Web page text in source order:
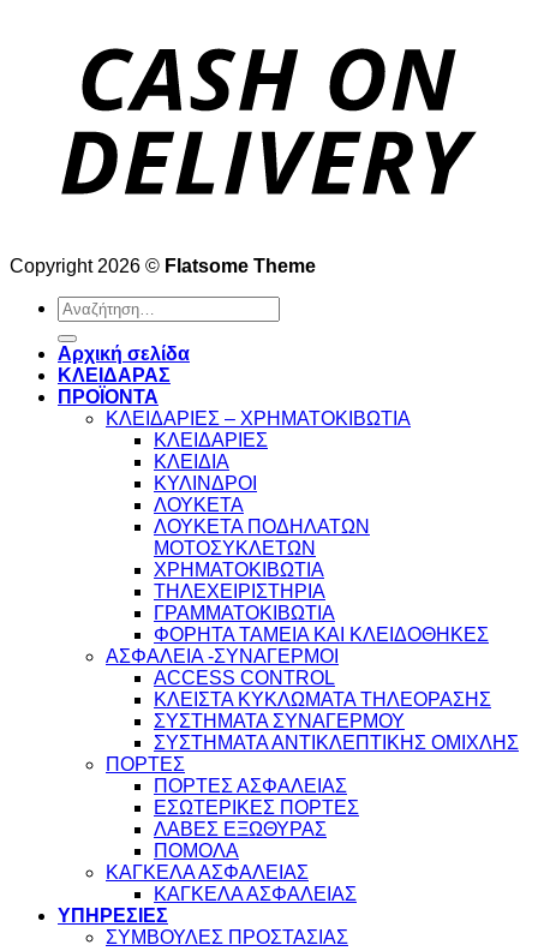
Copyright 2026 © Flatsome Theme
Αναζήτηση
για:
Αρχική σελίδα
ΚΛΕΙΔΑΡΑΣ
ΠΡΟΪΟΝΤΑ
ΚΛΕΙΔΑΡΙΕΣ – ΧΡΗΜΑΤΟΚΙΒΩΤΙΑ
ΚΛΕΙΔΑΡΙΕΣ
ΚΛΕΙΔΙΑ
ΚΥΛΙΝΔΡΟΙ
ΛΟΥΚΕΤΑ
ΛΟΥΚΕΤΑ ΠΟΔΗΛΑΤΩΝ
ΜΟΤΟΣΥΚΛΕΤΩΝ
ΧΡΗΜΑΤΟΚΙΒΩΤΙΑ
ΤΗΛΕΧΕΙΡΙΣΤΗΡΙΑ
ΓΡΑΜΜΑΤΟΚΙΒΩΤΙΑ
ΦΟΡΗΤΑ ΤΑΜΕΙΑ ΚΑΙ ΚΛΕΙΔΟΘΗΚΕΣ
ΑΣΦΑΛΕΙΑ -ΣΥΝΑΓΕΡΜΟΙ
ACCESS CONTROL
ΚΛΕΙΣΤΑ ΚΥΚΛΩΜΑΤΑ ΤΗΛΕΟΡΑΣΗΣ
ΣΥΣΤΗΜΑΤΑ ΣΥΝΑΓΕΡΜΟΥ
ΣΥΣΤΗΜΑΤΑ ΑΝΤΙΚΛΕΠΤΙΚΗΣ ΟΜΙΧΛΗΣ
ΠΟΡΤΕΣ
ΠΟΡΤΕΣ ΑΣΦΑΛΕΙΑΣ
ΕΣΩΤΕΡΙΚΕΣ ΠΟΡΤΕΣ
ΛΑΒΕΣ ΕΞΩΘΥΡΑΣ
ΠΟΜΟΛΑ
ΚΑΓΚΕΛΑ ΑΣΦΑΛΕΙΑΣ
ΚΑΓΚΕΛΑ ΑΣΦΑΛΕΙΑΣ
ΥΠΗΡΕΣΙΕΣ
ΣΥΜΒΟΥΛΕΣ ΠΡΟΣΤΑΣΙΑΣ